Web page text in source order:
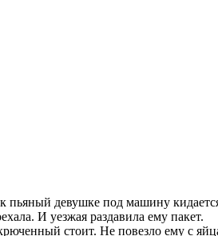
пьяный девушке под машину
И уезжая раздавила ему пакет.
стоит. Не повезло ему с